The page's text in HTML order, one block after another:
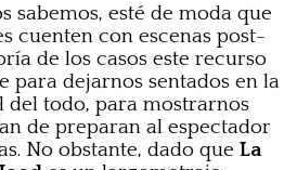
sabemos, esté de moda que
cuenten con escenas post-
de los casos este recurso
para dejarnos sentados en la
del todo, para mostrarnos
de preparan al espectador
No obstante, dado que La